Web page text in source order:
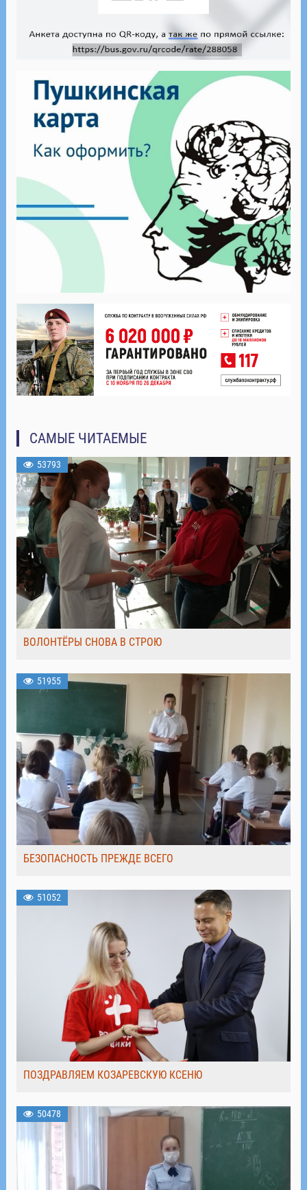
САМЫЕ ЧИТАЕМЫЕ
53793
ВОЛОНТЁРЫ СНОВА В СТРОЮ
51955
БЕЗОПАСНОСТЬ ПРЕЖДЕ ВСЕГО
51052
ПОЗДРАВЛЯЕМ КОЗАРЕВСКУЮ КСЕНЮ
50478